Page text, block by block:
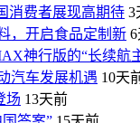
消费者展现高期待 3
，开启食品定制新
神行版的“长续航
汽车发展机遇 10天
场 13天前